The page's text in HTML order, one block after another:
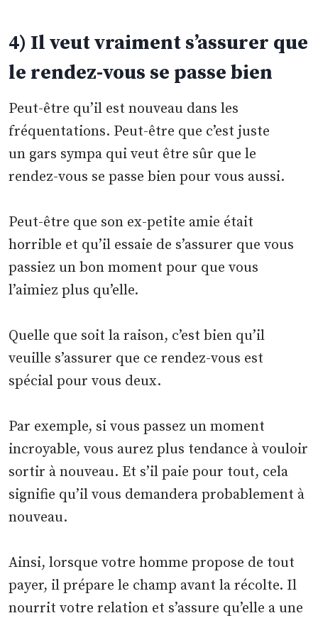
4) Il veut vraiment s’assurer que
le rendez-vous se passe bien
Peut-être qu’il est nouveau dans les
fréquentations. Peut-être que c’est juste
un gars sympa qui veut être sûr que le
rendez-vous se passe bien pour vous aussi.
Peut-être que son ex-petite amie était
horrible et qu’il essaie de s’assurer que vous
passiez un bon moment pour que vous
l’aimiez plus qu’elle.
Quelle que soit la raison, c’est bien qu’il
veuille s’assurer que ce rendez-vous est
spécial pour vous deux.
Par exemple, si vous passez un moment
incroyable, vous aurez plus tendance à vouloir
sortir à nouveau. Et s’il paie pour tout, cela
signifie qu’il vous demandera probablement à
nouveau.
Ainsi, lorsque votre homme propose de tout
payer, il prépare le champ avant la récolte. Il
nourrit votre relation et s’assure qu’elle a une